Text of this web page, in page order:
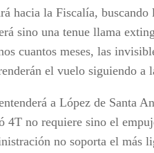
hacia la Fiscalía,
sino una tenue llama
cuantos meses, las
el vuelo siguiendo a
a López de Santa
4T no requiere sino el
no soporta el más